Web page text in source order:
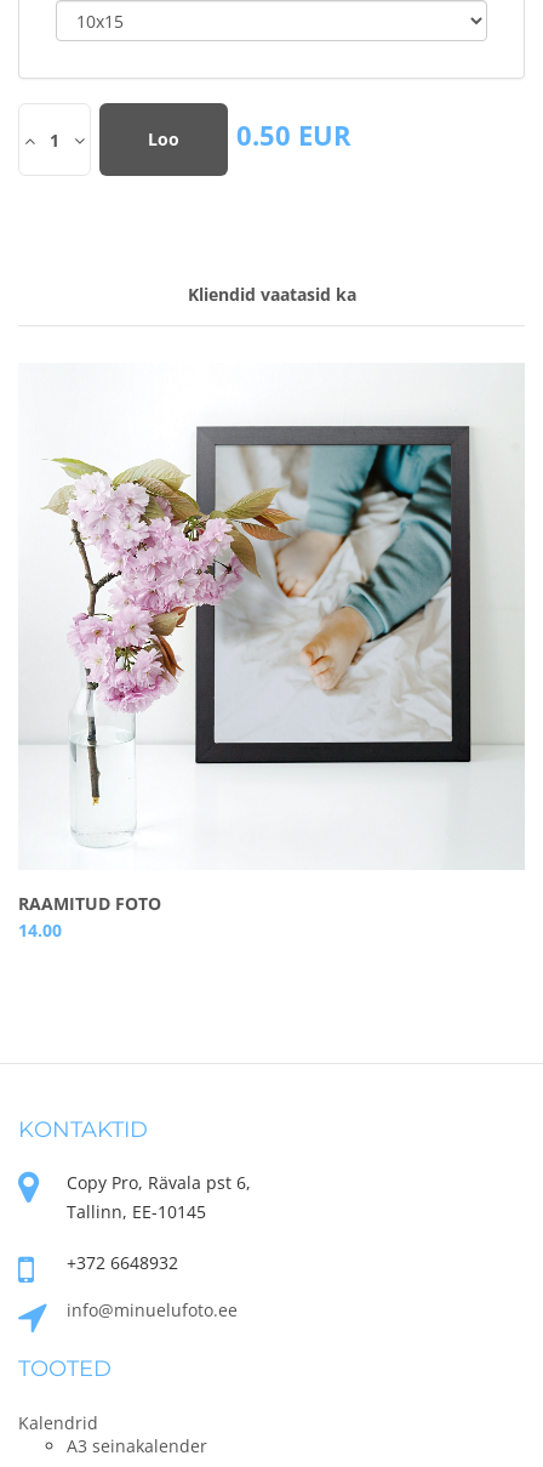
1 Loo 0.50 EUR
Kliendid vaatasid ka
RAAMITUD FOTO
14.00
KONTAKTID
Copy Pro, Rävala pst 6,
Tallinn, EE-10145
+372 6648932
info@minuelufoto.ee
TOOTED
Kalendrid
A3 seinakalender